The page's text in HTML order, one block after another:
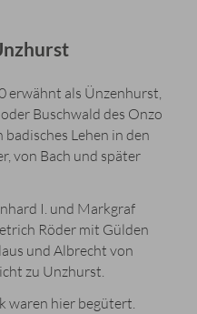
erwähnt als Ünzenhurst,
Buschwald des Onzo
Lehen in den
von Bach und später
I. und Markgraf
Röder mit Gülden
und Albrecht von
zu Unzhurst.
waren hier begütert.